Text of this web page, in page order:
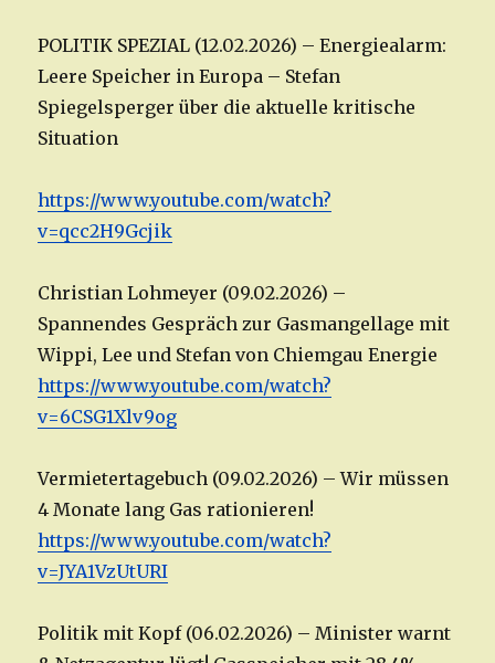
POLITIK SPEZIAL (12.02.2026) – Energiealarm:
Leere Speicher in Europa – Stefan
Spiegelsperger über die aktuelle kritische
Situation
https://www.youtube.com/watch?
v=qcc2H9Gcjik
Christian Lohmeyer (09.02.2026) –
Spannendes Gespräch zur Gasmangellage mit
Wippi, Lee und Stefan von Chiemgau Energie
https://www.youtube.com/watch?
v=6CSG1Xlv9og
Vermietertagebuch (09.02.2026) – Wir müssen
4 Monate lang Gas rationieren!
https://www.youtube.com/watch?
v=JYA1VzUtURI
Politik mit Kopf (06.02.2026) – Minister warnt